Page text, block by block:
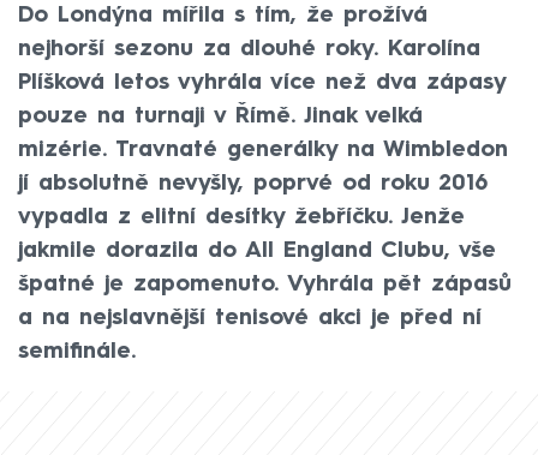
Do Londýna mířila s tím, že prožívá
nejhorší sezonu za dlouhé roky. Karolína
Plíšková letos vyhrála více než dva zápasy
pouze na turnaji v Římě. Jinak velká
mizérie. Travnaté generálky na Wimbledon
jí absolutně nevyšly, poprvé od roku 2016
vypadla z elitní desítky žebříčku. Jenže
jakmile dorazila do All England Clubu, vše
špatné je zapomenuto. Vyhrála pět zápasů
a na nejslavnější tenisové akci je před ní
semifinále.